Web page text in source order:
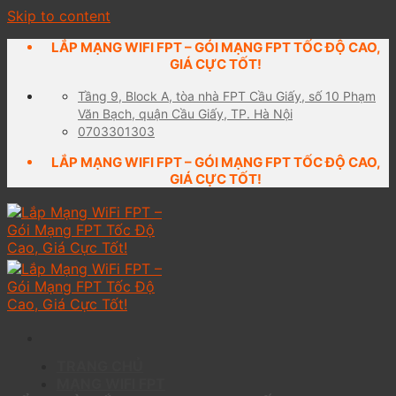
Skip to content
LẮP MẠNG WIFI FPT – GÓI MẠNG FPT TỐC ĐỘ CAO,
GIÁ CỰC TỐT!
Tầng 9, Block A, tòa nhà FPT Cầu Giấy, số 10 Phạm
Văn Bạch, quận Cầu Giấy, TP. Hà Nội
0703301303
LẮP MẠNG WIFI FPT – GÓI MẠNG FPT TỐC ĐỘ CAO,
GIÁ CỰC TỐT!